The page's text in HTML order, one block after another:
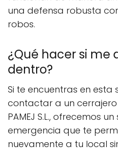
una defensa robusta
robos.
¿Qué hacer si me
dentro?
Si te encuentras en esta
contactar a un cerrajero
PAMEJ S.L., ofrecemos
emergencia que te
nuevamente a tu local